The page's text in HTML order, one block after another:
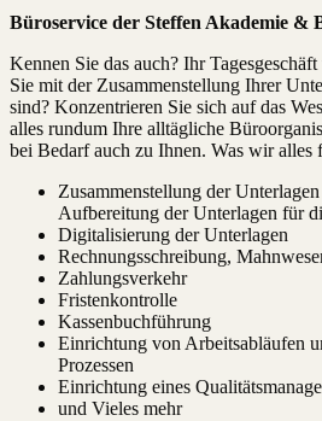
Büroservice der Steffen Akademie &
Kennen Sie das auch? Ihr
Sie mit der Zusammenstellung Ihrer
sind? Konzentrieren Sie sich auf das
alles rundum Ihre alltägliche
bei Bedarf auch zu Ihnen. Was wir alles
Zusammenstellung der
Aufbereitung der Unterlagen für
Digitalisierung der Unterlagen
Rechnungsschreibung,
Zahlungsverkehr
Fristenkontrolle
Kassenbuchführung
Einrichtung von Arbeitsabläufen
Prozessen
Einrichtung eines
und Vieles mehr